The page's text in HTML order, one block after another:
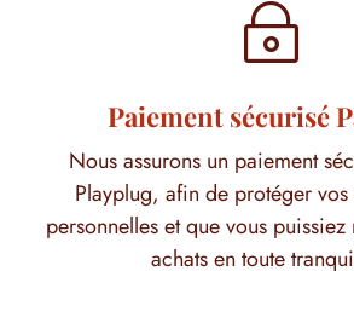
~
Paiement sécurisé
Nous assurons un paiement
Playplug, afin de protéger
personnelles et que vous
achats en toute